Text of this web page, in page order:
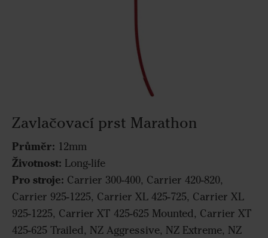
Zavlačovací prst Marathon
Průměr: 12mm
Životnost: Long-life
Pro stroje: Carrier 300-400, Carrier 420-820,
Carrier 925-1225, Carrier XL 425-725, Carrier XL
925-1225, Carrier XT 425-625 Mounted, Carrier XT
425-625 Trailed, NZ Aggressive, NZ Extreme, NZ